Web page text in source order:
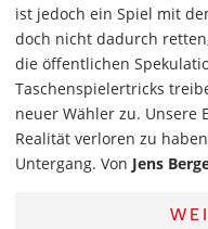
ist jedoch ein Spiel mit
doch nicht dadurch
die öffentlichen
Taschenspielertricks
neuer Wähler zu. Unsere
Realität verloren zu
Untergang. Von Jens